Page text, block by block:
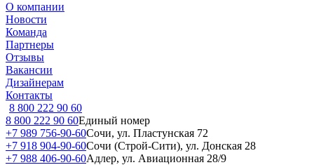
О компании
Новости
Команда
Партнеры
Отзывы
Вакансии
Дизайнерам
Контакты
8 800 222 90 60
8 800 222 90 60Единый номер
+7 989 756-90-60Сочи, ул. Пластунская 72
+7 918 904-90-60Сочи (Строй-Сити), ул. Донская 28
+7 988 406-90-60Адлер, ул. Авиационная 28/9